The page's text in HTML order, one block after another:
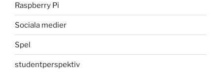
Raspberry Pi
Sociala medier
Spel
studentperspektiv